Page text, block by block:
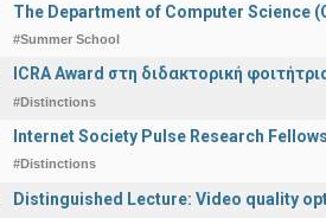
The Department of Computer Science
#Summer School
ICRA Award στη διδακτορική
#Distinctions
Internet Society Pulse Research
#Distinctions
Distinguished Lecture: Video quality